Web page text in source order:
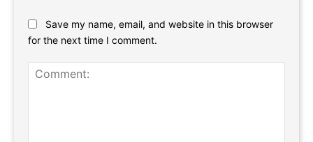
Save my name, email, and website in this browser
for the next time I comment.